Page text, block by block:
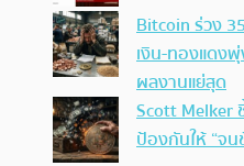
Bitcoin ร่วง
เงิน-ทองแดง
ผลงานแย่สุด
Scott Melker
ป้องกันให้ “จน